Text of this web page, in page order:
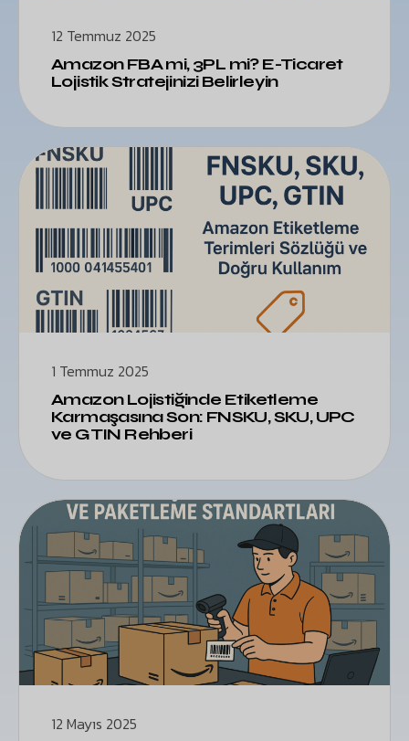
12 Temmuz 2025
Amazon FBA mi, 3PL mi? E-Ticaret
Lojistik Stratejinizi Belirleyin
1 Temmuz 2025
Amazon Lojistiğinde Etiketleme
Karmaşasına Son: FNSKU, SKU, UPC
ve GTIN Rehberi
12 Mayıs 2025